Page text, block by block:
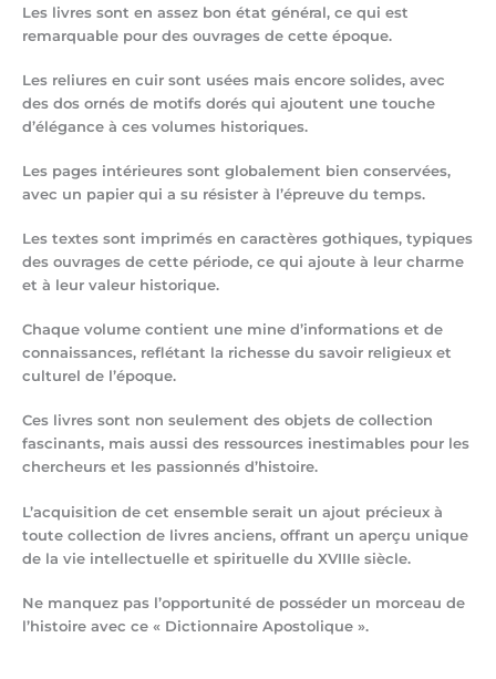
Les livres sont en assez bon état général, ce qui est
remarquable pour des ouvrages de cette époque.
Les reliures en cuir sont usées mais encore solides, avec
des dos ornés de motifs dorés qui ajoutent une touche
d’élégance à ces volumes historiques.
Les pages intérieures sont globalement bien conservées,
avec un papier qui a su résister à l’épreuve du temps.
Les textes sont imprimés en caractères gothiques, typiques
des ouvrages de cette période, ce qui ajoute à leur charme
et à leur valeur historique.
Chaque volume contient une mine d’informations et de
connaissances, reflétant la richesse du savoir religieux et
culturel de l’époque.
Ces livres sont non seulement des objets de collection
fascinants, mais aussi des ressources inestimables pour les
chercheurs et les passionnés d’histoire.
L’acquisition de cet ensemble serait un ajout précieux à
toute collection de livres anciens, offrant un aperçu unique
de la vie intellectuelle et spirituelle du XVIIIe siècle.
Ne manquez pas l’opportunité de posséder un morceau de
l’histoire avec ce « Dictionnaire Apostolique ».